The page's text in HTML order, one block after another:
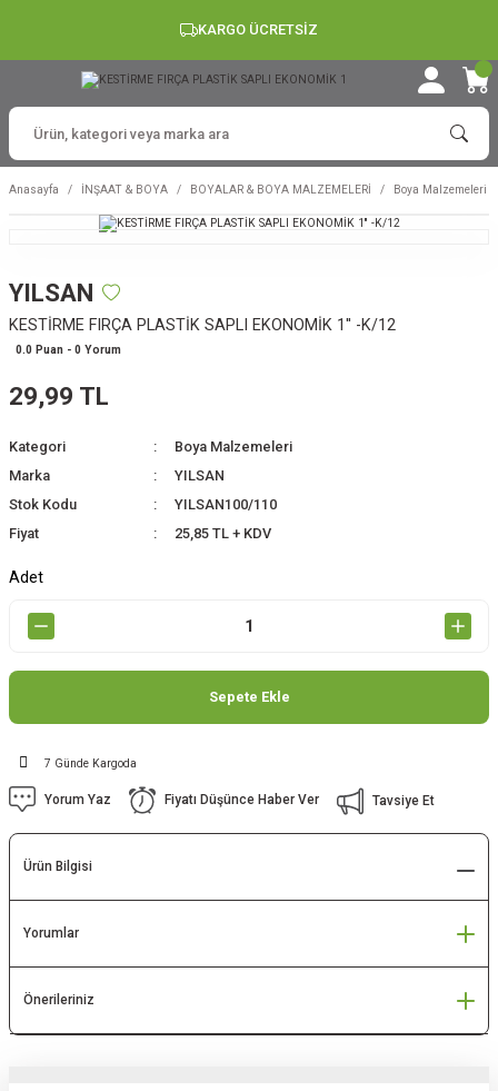
KARGO ÜCRETSİZ
Anasayfa İNŞAAT & BOYA BOYALAR & BOYA MALZEMELERİ Boya Malzemeleri
YILSAN
KESTİRME FIRÇA PLASTİK SAPLI EKONOMİK 1'' -K/12
0.0 Puan - 0 Yorum
29,99 TL
Kategori
Boya Malzemeleri
Marka
YILSAN
Stok Kodu
YILSAN100/110
Fiyat
25,85 TL + KDV
Adet
Sepete Ekle
7 Günde Kargoda
Yorum Yaz Fiyatı Düşünce Haber Ver Tavsiye Et
Ürün Bilgisi
Yorumlar
Önerileriniz